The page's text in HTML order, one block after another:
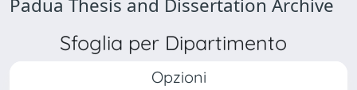
Padua Thesis and Dissertation Archive
Sfoglia per Dipartimento
Opzioni